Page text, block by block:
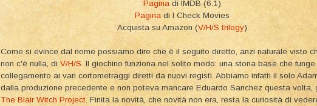
Pagina di IMDB (6.1)
Pagina di I Check Movies
Acquista su Amazon (V/H/S trilogy)
Come si evince dal nome possiamo dire che è il seguito diretto, anzi naturale visto
non c'è nulla, di V/H/S. Il giochino funziona nel solito modo: una storia base che funge
collegamento ai vari cortometraggi diretti da nuovi registi. Abbiamo infatti il solo
dalla produzione precedente e non poteva mancare Eduardo Sanchez questa volta,
The Blair Witch Project . Finita la novità, che novità non era, resta la curiosità di